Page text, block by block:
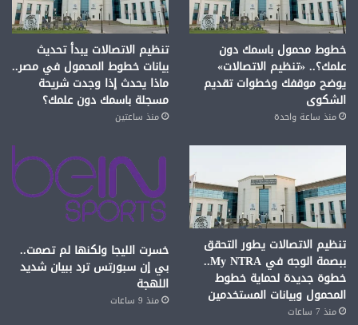
خطوط محمول باسمك دون
علمك؟.. «تنظيم الاتصالات»
يوضح موقفك وخطوات تقديم
الشكوى
منذ ساعة واحدة
تنظيم الاتصالات يبدأ تحديث
بيانات خطوط المحمول في مصر..
ماذا يحدث إذا وجدت شريحة
مسجلة باسمك دون علمك؟
منذ ساعتين
تنظيم الاتصالات يطور التحقق
ببصمة الوجه في My NTRA..
خطوة جديدة لحماية خطوط
المحمول وبيانات المستخدمين
منذ 7 ساعات
خسرت الليجا ولكنها لم تصمت..
بي إن سبورتس ترد ببيان شديد
اللهجة
منذ 9 ساعات